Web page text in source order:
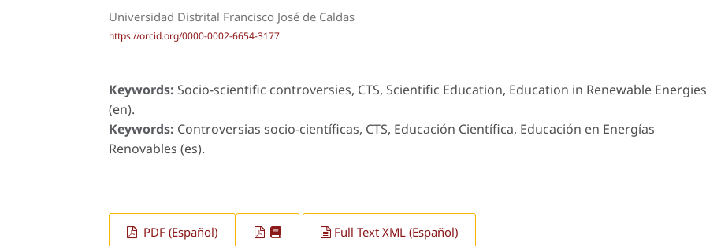
Universidad Distrital Francisco José de Caldas
https://orcid.org/0000-0002-6654-3177
Keywords: Socio-scientific controversies, CTS, Scientific Education, Education in Renewable Energies
(en).
Keywords: Controversias socio-científicas, CTS, Educación Científica, Educación en Energías
Renovables (es).
PDF (Español) Full Text XML (Español)